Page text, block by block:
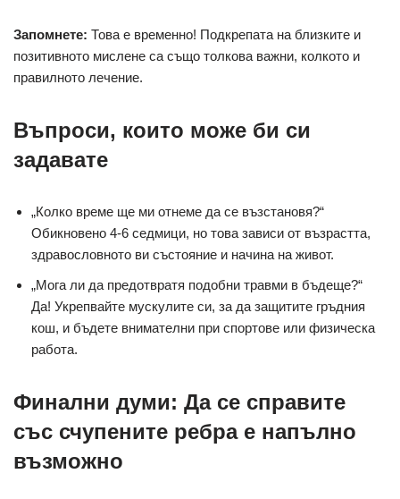
Запомнете: Това е временно! Подкрепата на близките и
позитивното мислене са също толкова важни, колкото и
правилното лечение.
Въпроси, които може би си
задавате
„Колко време ще ми отнеме да се възстановя?“
Обикновено 4-6 седмици, но това зависи от възрастта,
здравословното ви състояние и начина на живот.
„Мога ли да предотвратя подобни травми в бъдеще?“
Да! Укрепвайте мускулите си, за да защитите гръдния
кош, и бъдете внимателни при спортове или физическа
работа.
Финални думи: Да се справите
със счупените ребра е напълно
възможно